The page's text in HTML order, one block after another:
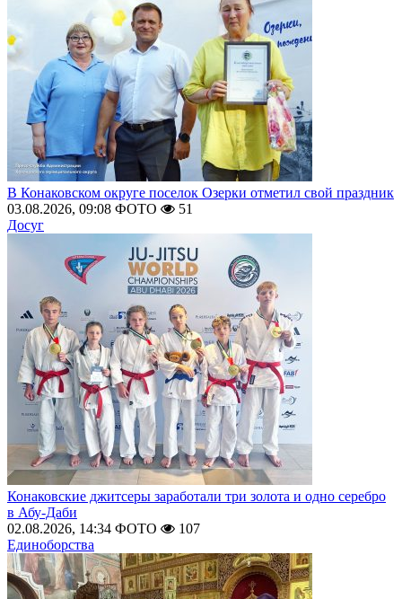
В Конаковском округе поселок Озерки отметил свой праздник
03.08.2026, 09:08 ФОТО
51
Досуг
Конаковские джитсеры заработали три золота и одно серебро
в Абу-Даби
02.08.2026, 14:34 ФОТО
107
Единоборства